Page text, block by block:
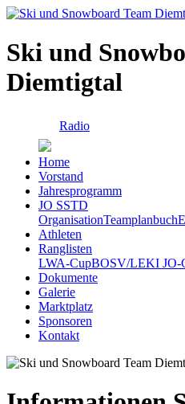
Ski und
Diemtigtal
Radio
Home
Vorstand
Jahresprogramm
JO SSTD
OrganisationTeamplanbuch
Athleten
Ranglisten
LWA-CupBOSV/LEKI JO-
Dokumente
Galerie
Marktplatz
Sponsoren
Kontakt